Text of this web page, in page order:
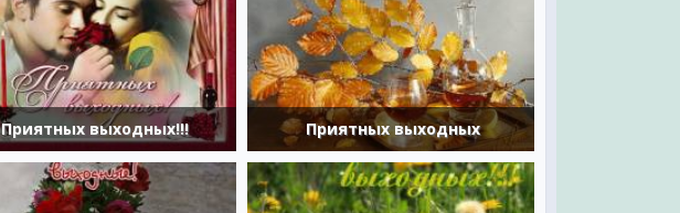
Приятных выходных!!! Приятных выходных